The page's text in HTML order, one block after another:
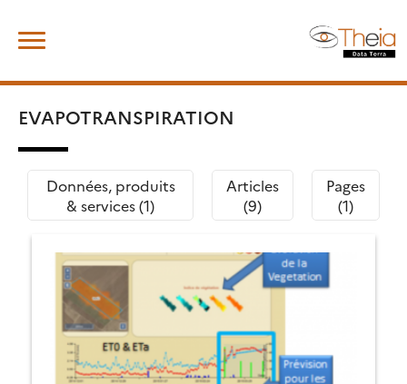
content
EVAPOTRANSPIRATION
Données, produits
& services (1)
Articles
(9)
Pages
(1)